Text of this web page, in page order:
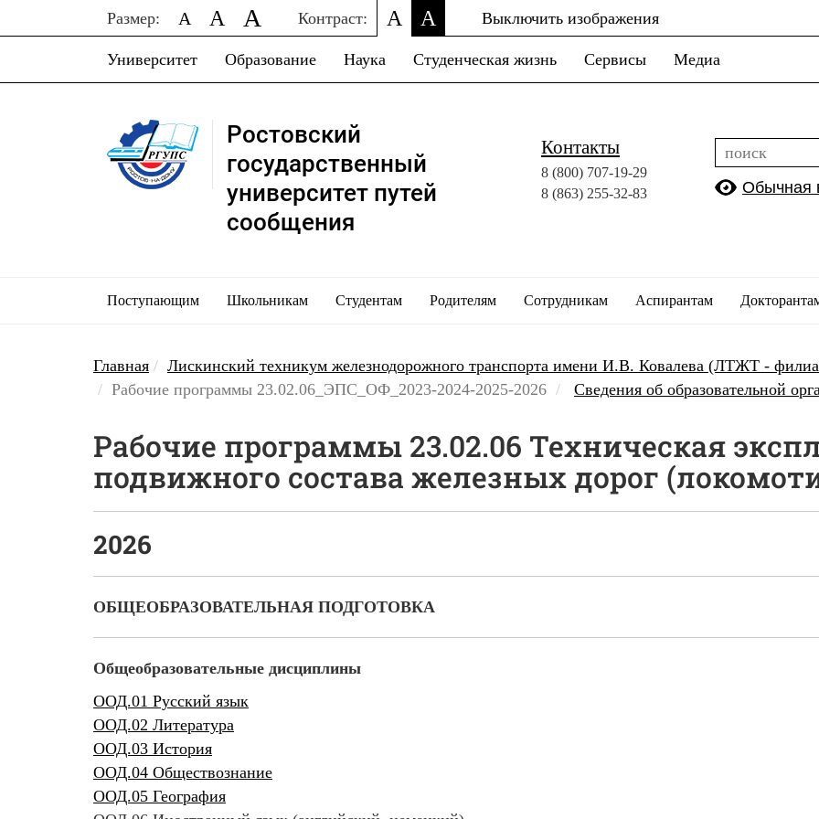
Размер: A A A Контраст: A A Выключить изображения
Университет Образование Наука Студенческая жизнь Сервисы Медиа
Ростовский
государственный
университет путей
сообщения
Контакты
8 (800) 707-19-29
8 (863) 255-32-83 Обычная
Поступающим Школьникам Студентам Родителям Сотрудникам Аспирантам
Главная Лискинский техникум железнодорожного транспорта имени И.В. Ковалева (ЛТЖТ -
Рабочие программы 23.02.06_ЭПС_ОФ_2023-2024-2025-2026
Сведения об образовательной
Рабочие программы 23.02.06 Техническая
подвижного состава железных дорог
2026
ОБЩЕОБРАЗОВАТЕЛЬНАЯ ПОДГОТОВКА
Общеобразовательные дисциплины
ООД.01 Русский язык
ООД.02 Литература
ООД.03 История
ООД.04 Обществознание
ООД.05 География